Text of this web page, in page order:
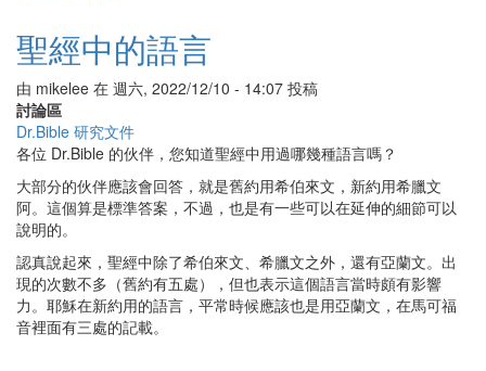
經
的
耶
穌
基
督
聖經中的語言
由 mikelee 在 週六, 2022/12/10 - 14:07 投稿
討論區
Dr.Bible 研究文件
各位 Dr.Bible 的伙伴，您知道聖經中用過哪幾種語言嗎？
大部分的伙伴應該會回答，就是舊約用希伯來文，新約用希臘文
阿。這個算是標準答案，不過，也是有一些可以在延伸的細節可以
說明的。
認真說起來，聖經中除了希伯來文、希臘文之外，還有亞蘭文。出
現的次數不多（舊約有五處），但也表示這個語言當時頗有影響
力。耶穌在新約用的語言，平常時候應該也是用亞蘭文，在馬可福
音裡面有三處的記載。